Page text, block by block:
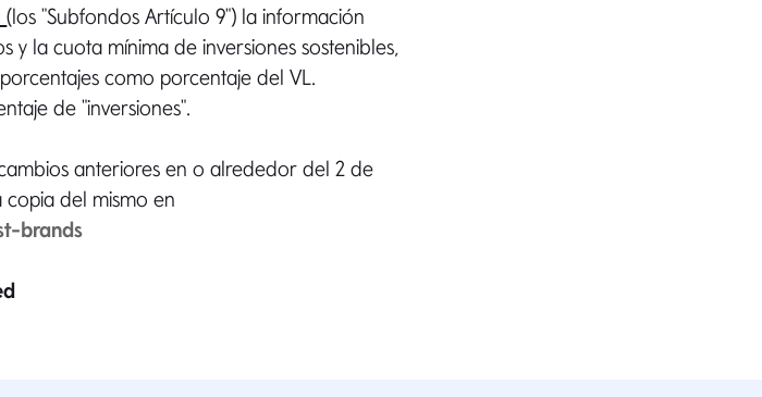
(los "Subfondos Artículo 9") la información
y la cuota mínima de inversiones sostenibles,
como porcentaje del VL.
de "inversiones".
anteriores en o alrededor del 2 de
del mismo en
brands